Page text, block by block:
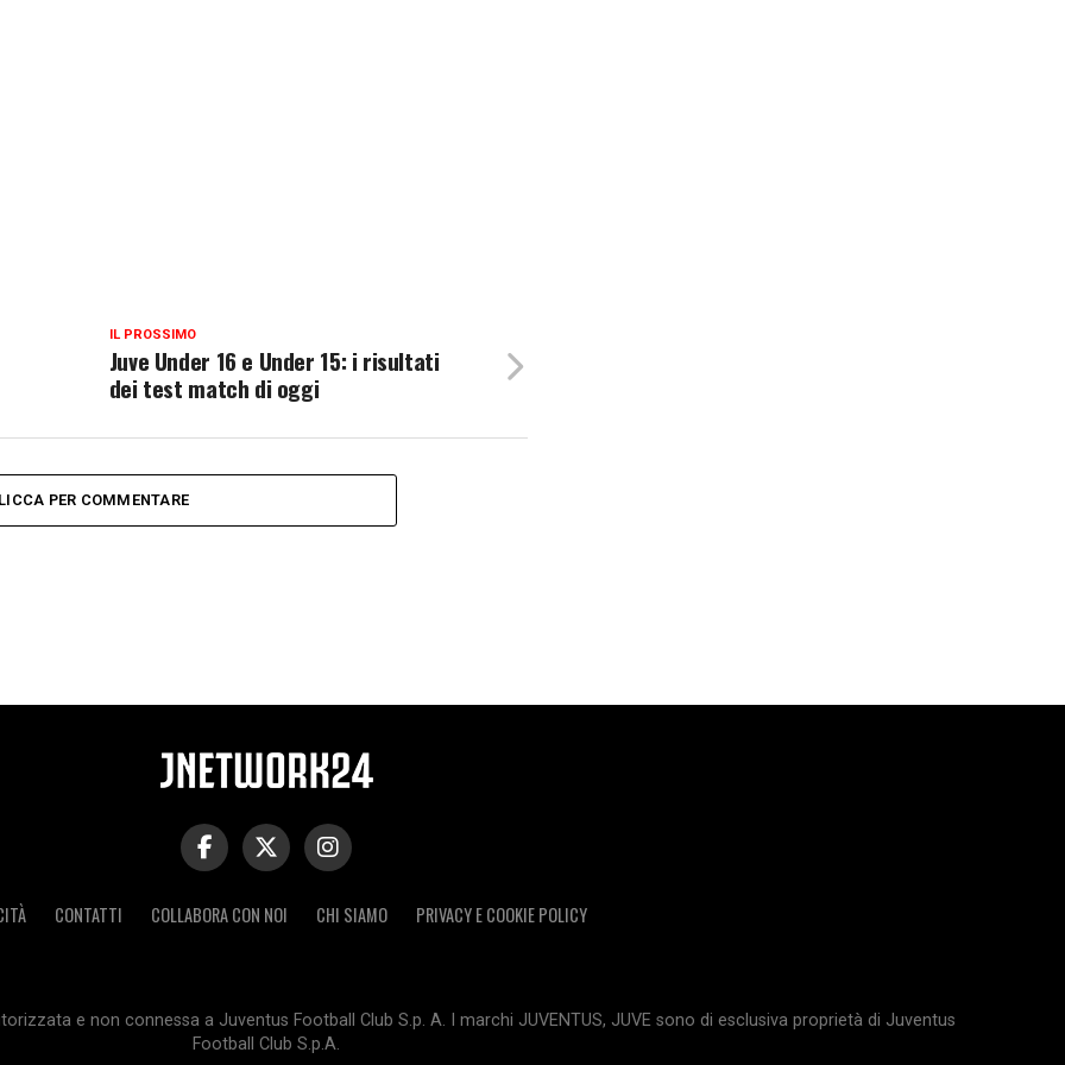
IL PROSSIMO
Juve Under 16 e Under 15: i risultati
dei test match di oggi
PER COMMENTARE
CONTATTI COLLABORA CON NOI CHI SIAMO PRIVACY E COOKIE POLICY
e non connessa a Juventus Football Club S.p. A. I marchi JUVENTUS, JUVE sono di esclusiva proprietà di Juventus
Football Club S.p.A.